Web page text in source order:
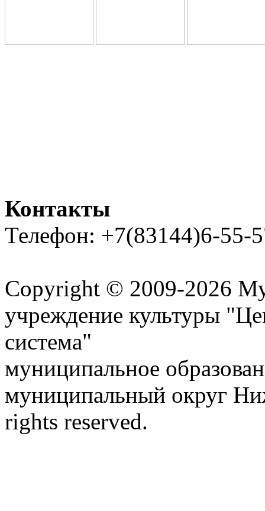
Контакты
Телефон: +7(83144)6-55-
Copyright © 2009-2026
учреждение культуры
система"
муниципальное
муниципальный округ
rights reserved.